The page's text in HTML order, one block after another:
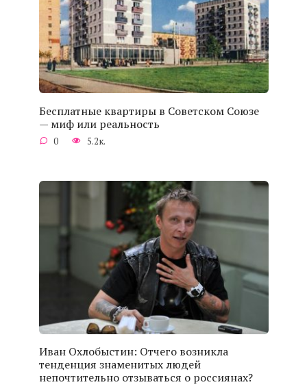
Бесплатные квартиры в Советском Союзе
— миф или реальность
0 5.2к.
Иван Охлобыстин: Отчего возникла
тенденция знаменитых людей
непочтительно отзываться о россиянах?